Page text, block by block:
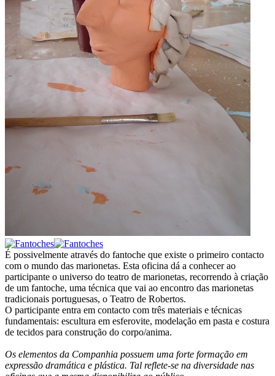
É possivelmente através do fantoche que existe o primeiro contacto
com o mundo das marionetas. Esta oficina dá a conhecer ao
participante o universo do teatro de marionetas, recorrendo à criação
de um fantoche, uma técnica que vai ao encontro das marionetas
tradicionais portuguesas, o Teatro de Robertos.
O participante entra em contacto com três materiais e técnicas
fundamentais: escultura em esferovite, modelação em pasta e costura
de tecidos para construção do corpo/anima.
Os elementos da Companhia possuem uma forte formação em
expressão dramática e plástica. Tal reflete-se na diversidade nas